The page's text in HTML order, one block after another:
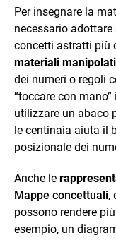
Per insegnare la
necessario
concetti astratti più
materiali
dei numeri o regoli
“toccare con
utilizzare un abaco
le centinaia aiuta il
posizionale dei
Anche le
Mappe concettuali,
possono rendere
esempio, un